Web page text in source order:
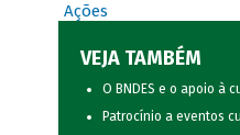
Ações
VEJA TAMBÉM
O BNDES e o apoio à
Patrocínio a eventos